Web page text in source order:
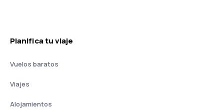
Planifica tu viaje
Vuelos baratos
Viajes
Alojamientos